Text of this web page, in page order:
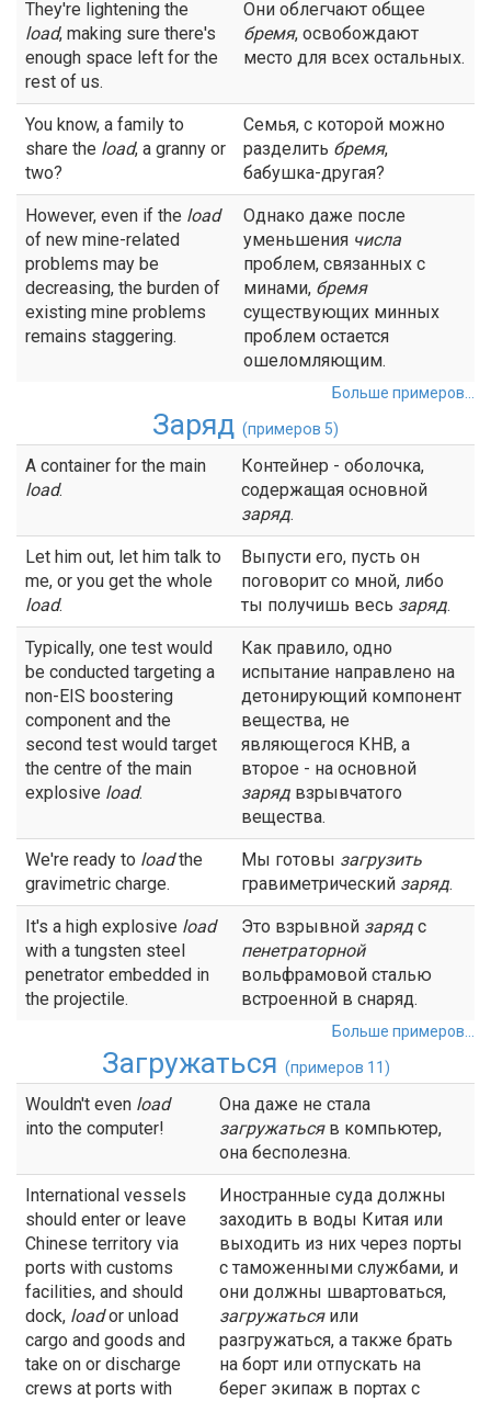
They're lightening the
load, making sure there's
enough space left for the
rest of us.
Они облегчают общее
бремя, освобождают
место для всех остальных.
You know, a family to
share the load, a granny or
two?
Семья, с которой можно
разделить бремя,
бабушка-другая?
However, even if the load
of new mine-related
problems may be
decreasing, the burden of
existing mine problems
remains staggering.
Однако даже после
уменьшения числа
проблем, связанных с
минами, бремя
существующих минных
проблем остается
ошеломляющим.
Больше примеров...
Заряд (примеров 5)
A container for the main
load.
Контейнер - оболочка,
содержащая основной
заряд.
Let him out, let him talk to
me, or you get the whole
load.
Выпусти его, пусть он
поговорит со мной, либо
ты получишь весь заряд.
Typically, one test would
be conducted targeting a
non-EIS boostering
component and the
second test would target
the centre of the main
explosive load.
Как правило, одно
испытание направлено на
детонирующий компонент
вещества, не
являющегося КНВ, а
второе - на основной
заряд взрывчатого
вещества.
We're ready to loadthe
gravimetric charge.
Мы готовы загрузить
гравиметрический заряд.
It's a high explosive load
with a tungsten steel
penetrator embedded in
the projectile.
Это взрывной заряд с
пенетраторной
вольфрамовой сталью
встроенной в снаряд.
Больше примеров...
Загружаться (примеров 11)
Wouldn't even load
into the computer!
Она даже не стала
загружатьсяв компьютер,
она бесполезна.
International vessels
should enter or leave
Chinese territory via
ports with customs
facilities, and should
dock, loador unload
cargo and goods and
take on or discharge
crews at ports with
Иностранные суда должны
заходить в воды Китая или
выходить из них через порты
с таможенными службами, и
они должны швартоваться,
загружатьсяили
разгружаться, а также брать
на борт или отпускать на
берег экипаж в портах с